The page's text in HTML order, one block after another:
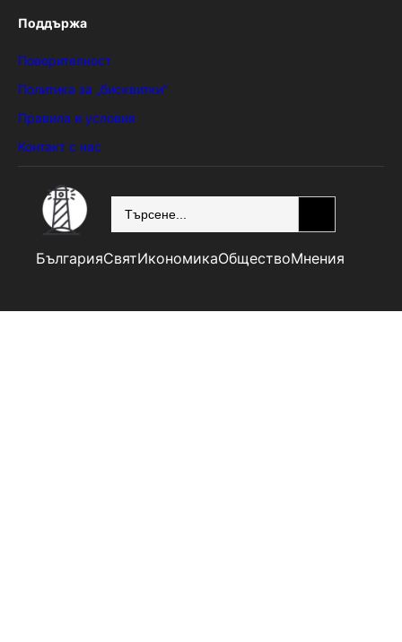
Поддържа
Поверителност
Политика за „бисквитки“
Правила и условия
Контакт с нас
БългарияСвятИкономикаОбществоМнения